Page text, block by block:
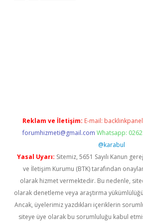
Reklam ve İletişim: E-mail:
forumhizmeti@gmail.com Whatsapp:
@karabul
Yasal Uyarı: Sitemiz, 5651 Sayılı Kanun
ve İletişim Kurumu (BTK) tarafından
olarak hizmet vermektedir. Bu nedenle,
olarak denetleme veya araştırma
Ancak, üyelerimiz yazdıkları içeriklerin
siteye üye olarak bu sorumluluğu kabul